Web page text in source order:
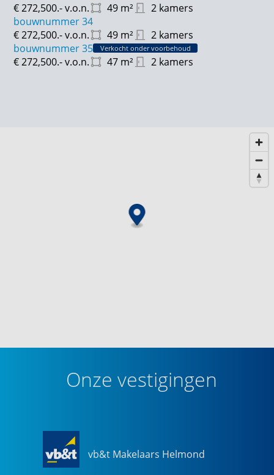
49 m² 2 kamers
€ 272,500.-v.o.n.
bouwnummer 34
49 m² 2 kamers
€ 272,500.-v.o.n.
bouwnummer 35
Verkocht onder voorbehoud
47 m² 2 kamers
€ 272,500.-v.o.n.
Onze vestigingen
vb&t Makelaars Helmond